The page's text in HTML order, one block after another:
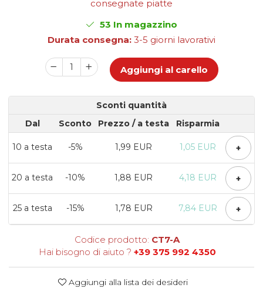
Scatole Cubo per Bomboniere
Scatole Fondo + Coperchio
Scatole per Caramelle e Dolci
Tavoletta
Scatole per Confezioni Regalo
Scatole per Macarons e Praline
Praline
Macarons
Scatole per 5–6 Macarons con
Scatole per Praline con Separatore
Scatole Piccole per 2–10 Macarons
Scatole per Muffin
consegnate piatte
53 In magazzino
Durata consegna: 3-5 giorni lavorativi
Aggiungi al carello
Sconti quantità
Dal
Sconto Prezzo / a testa Risparmia
10 a testa -5% 1,99 EUR 1,05 EUR +
20 a testa -10% 1,88 EUR 4,18 EUR +
25a testa -15% 1,78 EUR 7,84 EUR +
Codice prodotto: CT7-A
Hai bisogno di aiuto ? +39 375 992 4350
Aggiungi alla lista dei desideri